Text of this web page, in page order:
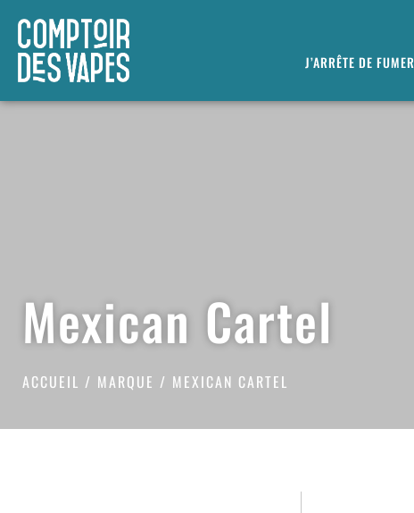
J’ARRÊTE DE FUMER
Mexican Cartel
ACCUEIL / MARQUE / MEXICAN CARTEL